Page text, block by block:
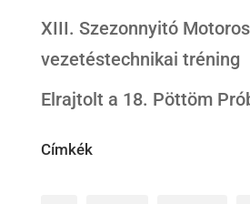
XIII. Szezonnyitó Motoros
vezetéstechnikai tréning
Elrajtolt a 18. Pöttöm
Címkék